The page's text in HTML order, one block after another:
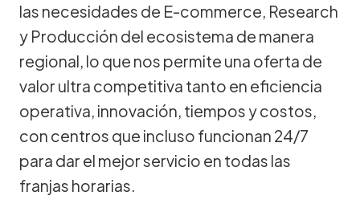
las necesidades de E-commerce, Research
y Producción del ecosistema de manera
regional, lo que nos permite una oferta de
valor ultra competitiva tanto en eficiencia
operativa, innovación, tiempos y costos,
con centros que incluso funcionan 24/7
para dar el mejor servicio en todas las
franjas horarias.